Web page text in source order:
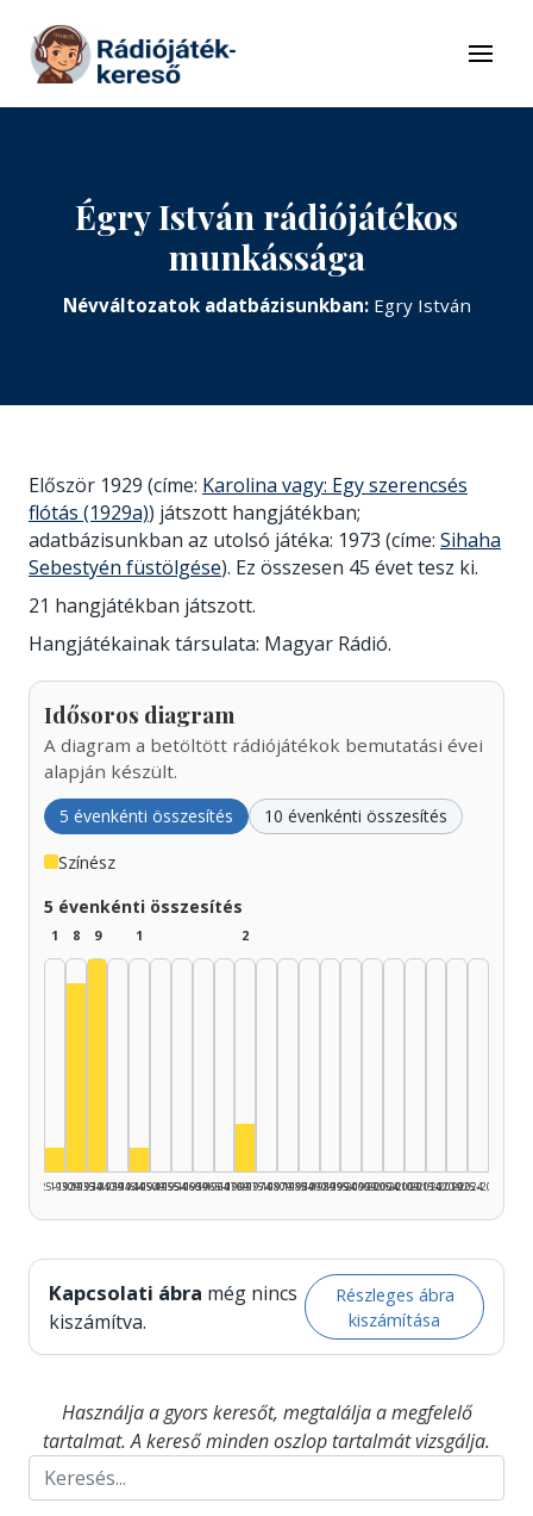
Tovább a tartalomhoz
Menü
Égry István rádiójátékos
munkássága
Névváltozatok adatbázisunkban: Egry István
Először 1929 (címe: Karolina vagy: Egy szerencsés
flótás (1929a)) játszott hangjátékban;
adatbázisunkban az utolsó játéka: 1973 (címe: Sihaha
Sebestyén füstölgése). Ez összesen 45 évet tesz ki.
21 hangjátékban játszott.
Hangjátékainak társulata: Magyar Rádió.
Idősoros diagram
A diagram a betöltött rádiójátékok bemutatási évei
alapján készült.
5 évenkénti összesítés 10 évenkénti összesítés
Színész
5 évenkénti összesítés
1
Színész, 1925–1929: 1
1925–1929
8
1930–1934
9
1935–1939
1940–1944
1
Színész, 1945–1949: 1
1945–1949
1950–1954
1955–1959
1960–1964
1965–1969
2
1970–1974
1975–1979
1980–1984
1985–1989
1990–1994
1995–1999
2000–2004
2005–2009
2010–2014
2015–2019
2020–2024
2025–2026
Kapcsolati ábra még nincs
kiszámítva.
Részleges ábra
kiszámítása
Használja a gyors keresőt, megtalálja a megfelelő
tartalmat. A kereső minden oszlop tartalmát vizsgálja.